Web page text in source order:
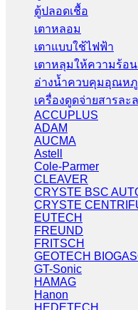
ตู้ปลอดเชื้อ
เตาหลอม
เตาแบบใช้ไฟฟ้า
เตาหลุมให้ความร้อ
อ่างน้ำควบคุมอุณห
เครื่องดูดจ่ายสารล
ACCUPLUS
ADAM
AUCMA
Astell
Cole-Parmer
CLEAVER
CRYSTE BSC
CRYSTE
EUTECH
FREUND
FRITSCH
GEOTECH
GT-Sonic
HAMAG
Hanon
HEDETECH